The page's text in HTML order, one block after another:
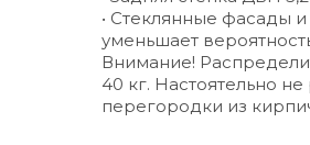
• Стеклянные фасады
уменьшает
Внимание!
40 кг. Настоятельно
перегородки из